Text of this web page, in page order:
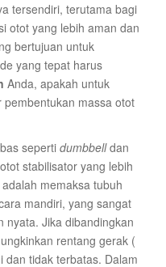
tersendiri, terutama bagi
otot yang lebih aman dan
bertujuan untuk
yang tepat harus
Anda, apakah untuk
massa otot
sepertidumbbelldan
stabilisator yang lebih
adalah memaksa tubuh
mandiri, yang sangat
nyata. Jika dibandingkan
rentang gerak (
dan tidak terbatas. Dalam